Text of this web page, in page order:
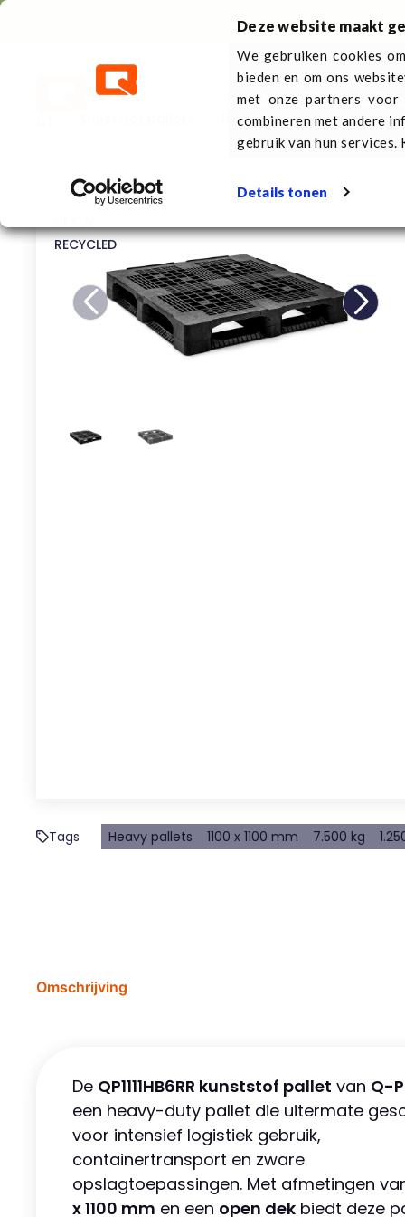
Deze website maakt
We gebruiken cookies
bieden en om ons
met onze partners voor
combineren met andere
gebruik van hun services.
Details tonen
Kunststof pallets
1100 x 1100 mm
HEAVY
RECYCLED
Tags Heavy pallets 1100 x 1100 mm 7.500 kg
Omschrijving
De QP1111HB6RR kunststof pallet van Q-
een heavy-duty pallet die uitermate
voor intensief logistiek gebruik,
containertransport en zware
opslagtoepassingen. Met afmetingen
x 1100 mm en een open dek biedt deze